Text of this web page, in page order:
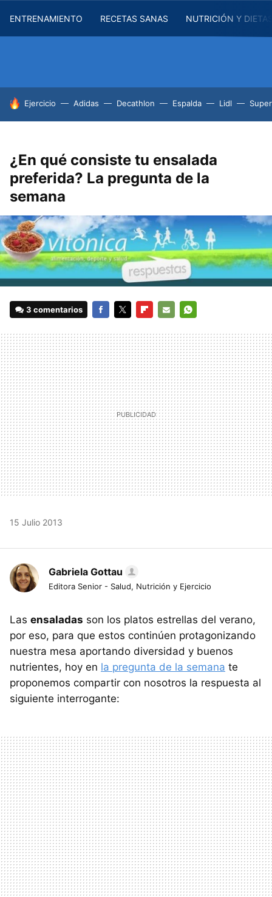
ENTRENAMIENTO RECETAS SANAS NUTRICIÓN Y
HOY SE HABLA DE
Ejercicio Adidas Decathlon Espalda Lidl
¿En qué consiste tu ensalada
preferida? La pregunta de la
semana
3 comentarios
MAIL
15 Julio 2013
Gabriela Gottau
Editora Senior - Salud, Nutrición y Ejercicio
Las ensaladas son los platos estrellas del verano,
por eso, para que estos continúen protagonizando
nuestra mesa aportando diversidad y buenos
nutrientes, hoy en la pregunta de la semana te
proponemos compartir con nosotros la respuesta al
siguiente interrogante: